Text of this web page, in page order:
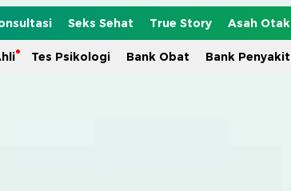
Seks Sehat True Story Asah Otak
Tes Psikologi Bank Obat Bank Penyakit